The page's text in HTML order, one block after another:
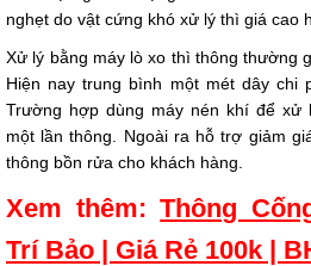
nghẹt do vật cứng khó xử lý thì giá cao
Xử lý bằng máy lò xo thì thông thường
Hiện nay trung bình một mét dây chi
Trường hợp dùng máy nén khí để xử
một lần thông. Ngoài ra hỗ trợ giảm
thông bồn rửa cho khách hàng.
Xem thêm:Thông
Trí Bảo | Giá Rẻ 100k |